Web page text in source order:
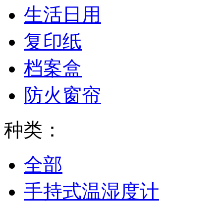
生活日用
复印纸
档案盒
防火窗帘
种类：
全部
手持式温湿度计